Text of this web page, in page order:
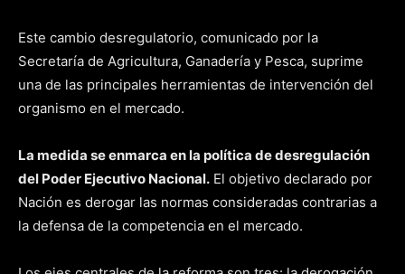
Este cambio desregulatorio, comunicado por la
Secretaría de Agricultura, Ganadería y Pesca, suprime
una de las principales herramientas de intervención del
organismo en el mercado.
La medida se enmarca en la política de desregulación
del Poder Ejecutivo Nacional. El objetivo declarado por
Nación es derogar las normas consideradas contrarias a
la defensa de la competencia en el mercado.